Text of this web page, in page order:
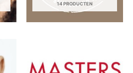
14 PRODUCTEN